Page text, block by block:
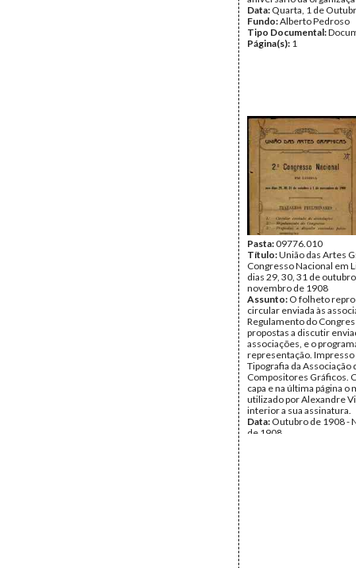
Data: Quarta, 1 de
Fundo:Alberto Pedroso
Tipo Documental:
Página(s): 1
Pasta:09776.010
Título:União das Artes
Congresso Nacional em
dias 29, 30, 31 de
novembro de 1908
Assunto: O folheto
circular enviada às
Regulamento do
propostas a discutir
associações, e o
representação. Impresso
Tipografia da Associação
Compositores Gráficos.
capa e na última página o
utilizado por Alexandre
interior a sua assinatura.
Data: Outubro de 1908 -
de 1908